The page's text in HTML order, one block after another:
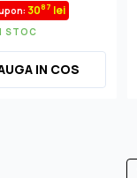
3087 lei
STOC
IN COS